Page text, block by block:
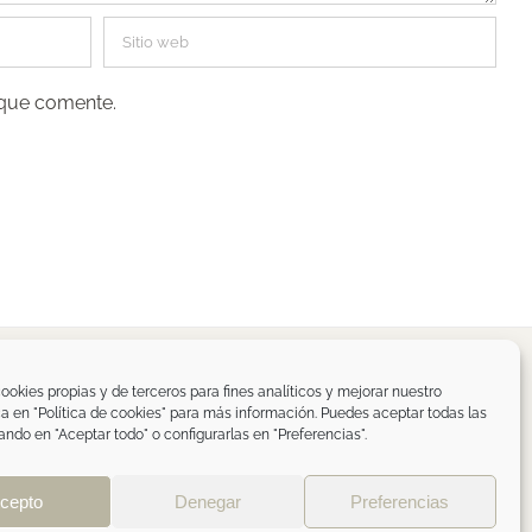
propias y de terceros para fines analíticos y mejorar nuestro
en "Política de cookies" para más información. Puedes aceptar todas las
en "Aceptar todo" o configurarlas en "Preferencias".
Denegar Preferencias
comente.
privacidad RRSS ÁREA PROFESIONAL